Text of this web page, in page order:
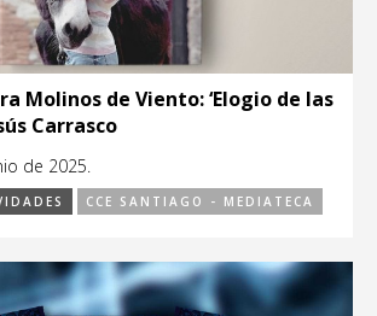
Molinos de Viento: ‘Elogio de las
Carrasco
de 2025.
CCE SANTIAGO - MEDIATECA